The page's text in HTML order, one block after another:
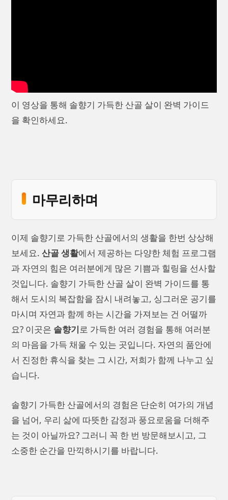
이 영상을 통해 솔향기 가득한 산골 살이 완벽 가이드
을 확인하세요.
마무리하며
이제 솔향기로 가득한 산골에서의 생활을 한번 상상해
보세요. 산골 생활에서 제공하는 다양한 체험 프로그램
과 자연의 힘은 여러분에게 많은 기쁨과 힐링을 선사할
것입니다. 솔향기 가득한 산골 살이 완벽 가이드를 통
해서 도시의 복잡함을 잠시 내려놓고, 싱그러운 공기를
마시며 자연과 함께 하는 시간을 가져보는 건 어떨까
요? 이곳은 솔향기로 가득한 여러 경험을 통해 여러분
의 마음을 가득 채울 수 있는 곳입니다. 자연의 품안에
서 진정한 휴식을 찾는 그 시간, 저희가 함께 나누고 싶
습니다.
솔향기 가득한 산골에서의 경험은 단순히 여가의 개념
을 넘어, 우리 삶에 따뜻한 감정과 풍요로움을 더해주
는 것이 아닐까요? 그러니 꼭 한 번 방문해보시고, 그
소중한 순간을 만끽하시기를 바랍니다.